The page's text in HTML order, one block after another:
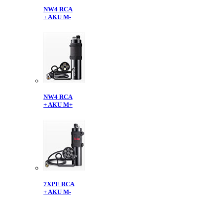
NW4 RCA
+ AKU M-
NW4 RCA
+ AKU M+
7XPE RCA
+ AKU M-